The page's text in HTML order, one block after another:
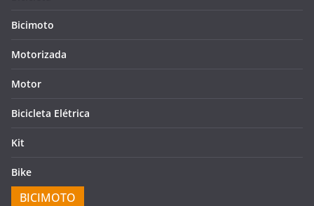
Bicimoto
Motorizada
Motor
Bicicleta Elétrica
Kit
Bike
BICIMOTO